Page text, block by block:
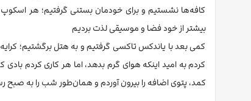
کافه‌ها نشستیم و برای خودمان بستنی گرفتیم؛ هر اسکوپ
بیشتر از خود فضا و موسیقی لذت بردیم
کمی بعد با یاندکس تاکسی گرفتیم و به هتل برگشتیم؛
کردم به امید اینکه هوای گرم بدهد، اما هر کاری کردم
کمد، پتوی اضافه را بیرون آوردم و همان‌طور شب را به صبح